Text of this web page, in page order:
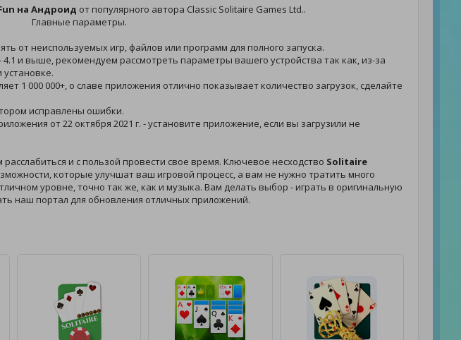
на Андроид от популярного автора Classic Solitaire Games Ltd..
Главные параметры.
от неиспользуемых игр, файлов или программ для полного запуска.
и выше, рекомендуем рассмотреть параметры вашего устройства так как, из-за
1 000 000+, о славе приложения отлично показывает количество загрузок, сделайте
исправлены ошибки.
от 22 октября 2021 г. - установите приложение, если вы загрузили не
и с пользой провести свое время. Ключевое несходство Solitaire
которые улучшат ваш игровой процесс, а вам не нужно тратить много
уровне, точно так же, как и музыка. Вам делать выбор - играть в оригинальную
наш портал для обновления отличных приложений.